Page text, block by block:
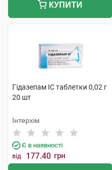
КУПИТИ
Гідазепам IC таблетки 0,02 г
20 шт
Інтерхім
Є в наявності
від 177.40 грн